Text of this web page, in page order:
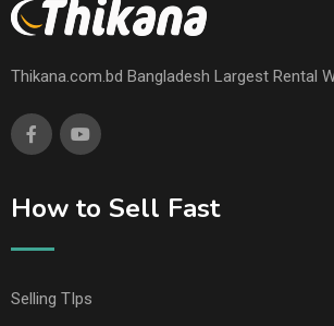
Thikana.com.bd Bangladesh Largest Rental
How to Sell Fast
Selling TIps